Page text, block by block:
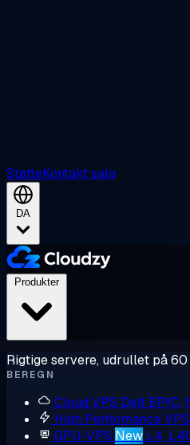
StøtteKontakt salg
DA
Produkter
Rigtige servere, udrullet på
BEREGN
Cloud VPS Delt
High Performance VPS
GPU-VPS New L4,